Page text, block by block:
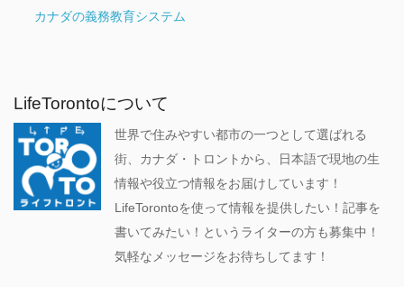
カナダの義務教育システム
LifeTorontoについて
世界で住みやすい都市の一つとして選ばれる
街、カナダ・トロントから、日本語で現地の生
情報や役立つ情報をお届けしています！
LifeTorontoを使って情報を提供したい！記事を
書いてみたい！というライターの方も募集中！
気軽なメッセージをお待ちしてます！